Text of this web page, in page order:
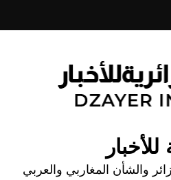
والشأن المغاربي والعربي